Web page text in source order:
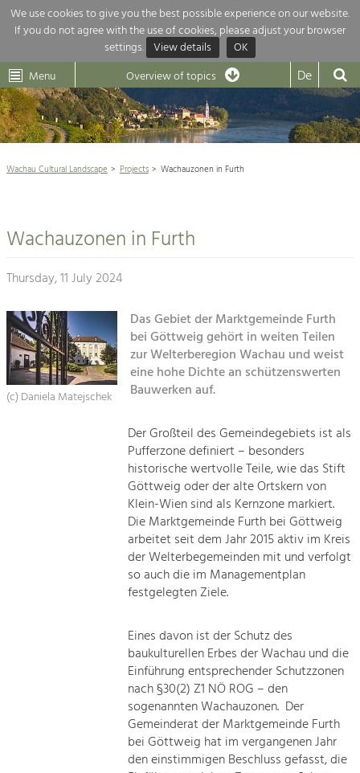
We use cookies to give you the best possible experience on our website.
If you do not agree with the use of cookies, please adjust your browser
settings. View details OK
Dunkelsteinerwald
Wachau
Cultural
Landscape
Dunkelsteinerwald Klima
Menu Overview of topics De
News
Wachau Cultural Landscape 
Rückblick 25 Jahre Jubiläum
Architecture
Agriculture & Tourism
Projects
Kirchen am Fluss
Suche
Overview of topics
Development within our region is extremely diverse. Which is why we
provide you with an overview of our main topics here. For more
information, simply click on the topic to see all projects in this context.
Maintenance, Regulation and Further
Building Culture
Agriculture & Forestry
Managing and Caring for the Cultural
Landscape.
Offer Development and Positioning
Art & Culture
Crafts, Science and Research.
Social Affairs, Education
Equality, Youth and Integration.
Mobility & Energy
Climate Change, Public Transport and
Renewable Energy.
Increase in Regional Value Added.
Wachau Cultural Landscape Projects Wachauzonen in Furth
Wachauzonen in Furth
Thursday, 11 July 2024
(c) Daniela Matejschek
Das Gebiet der Marktgemeinde Furth
bei Göttweig gehört in weiten Teilen
zur Welterberegion Wachau und weist
eine hohe Dichte an schützenswerten
Bauwerken auf.
Der Großteil des Gemeindegebiets ist als
Pufferzone definiert – besonders
historische wertvolle Teile, wie das Stift
Göttweig oder der alte Ortskern von
Klein-Wien sind als Kernzone markiert.
Die Marktgemeinde Furth bei Göttweig
arbeitet seit dem Jahr 2015 aktiv im Kreis
der Welterbegemeinden mit und verfolgt
so auch die im Managementplan
festgelegten Ziele.
Eines davon ist der Schutz des
baukulturellen Erbes der Wachau und die
Einführung entsprechender Schutzzonen
nach §30(2) Z1 NÖ ROG – den
sogenannten Wachauzonen. Der
Gemeinderat der Marktgemeinde Furth
bei Göttweig hat im vergangenen Jahr
den einstimmigen Beschluss gefasst, die